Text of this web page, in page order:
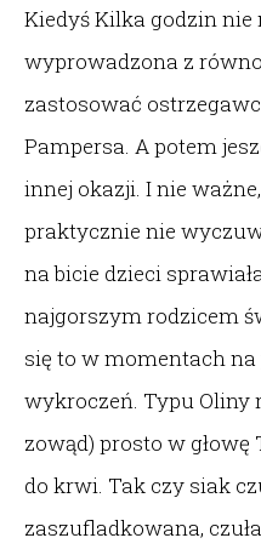
Kiedyś Kilka godzin nie
wyprowadzona z
zastosować
Pampersa. A potem
innej okazji. I nie
praktycznie nie
na bicie dzieci
najgorszym rodzicem
się to w momentach
wykroczeń. Typu Oliny
zowąd) prosto w
do krwi. Tak czy siak
zaszufladkowana,